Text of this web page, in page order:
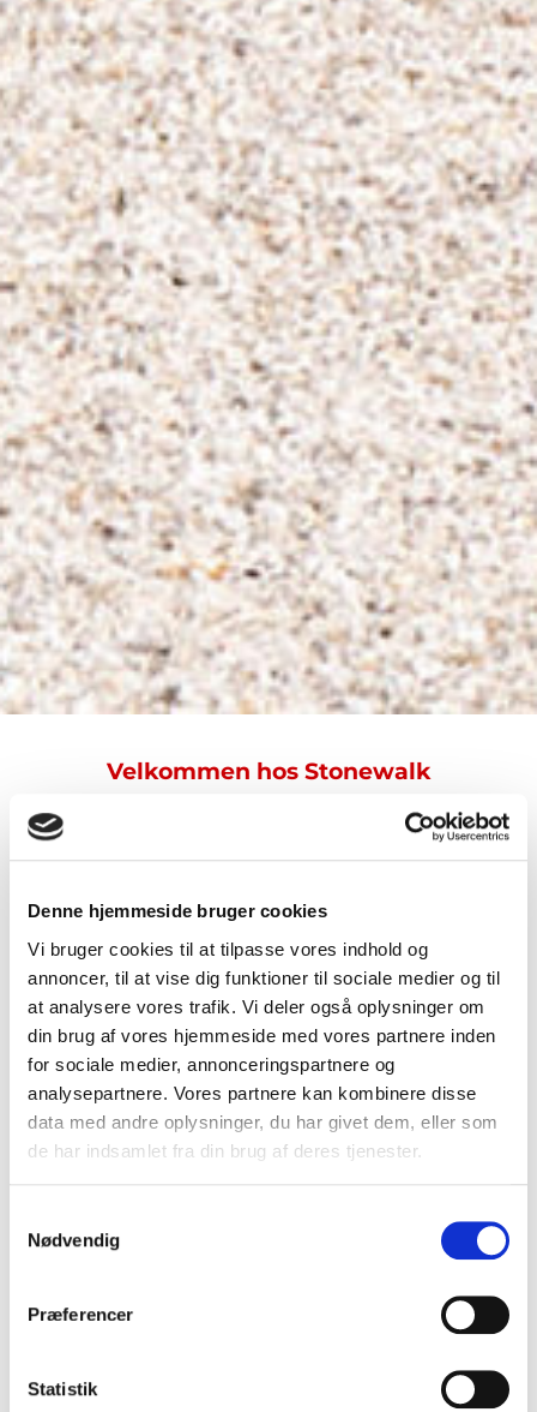
Denne hjemmeside bruger cookies
Vi bruger cookies til at tilpasse vores indhold og
annoncer, til at vise dig funktioner til sociale medier og til
at analysere vores trafik. Vi deler også oplysninger om
din brug af vores hjemmeside med vores partnere inden
for sociale medier, annonceringspartnere og
analysepartnere. Vores partnere kan kombinere disse
data med andre oplysninger, du har givet dem, eller som
de har indsamlet fra din brug af deres tjenester.
Nødvendig
Præferencer
Statistik
Velkommen hos Stonewalk
Vi har grundstenene
gulvprojekt
Vi er en dansk familieejet leverandør af materialer til
gulvindustrien i mere end 25 år .
Hos Stonewalk finder du et stort sortiment af
kvalitetsmaterialer til både fugefri gulve,
stentæpper, terrazzogulve, slidstærke gulve,
skridsikre gulve ogudendørs belægning